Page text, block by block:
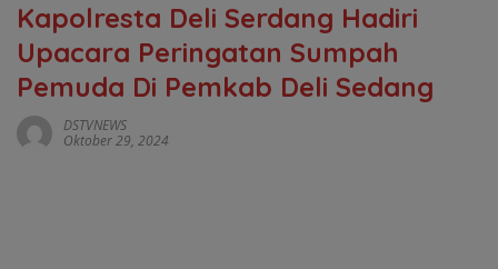
Kapolresta Deli Serdang Hadiri
Upacara Peringatan Sumpah
Pemuda Di Pemkab Deli Sedang
DSTVNEWS
Oktober 29, 2024